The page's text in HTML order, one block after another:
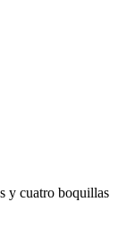
y cuatro boquillas